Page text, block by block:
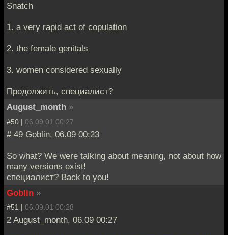
Snatch
1. a very rapid act of copulation
2. the female genitals
3. women considered sexually
Продолжить, специалист?
August_month »
#50 | 06.09.01 00:27
# 49 Goblin, 06.09 00:23
So what? We were talking about meaning, not about how
many versions exist!
специалист? Back to you!
Goblin »
#51 | 06.09.01 00:28
2 August_month, 06.09 00:27